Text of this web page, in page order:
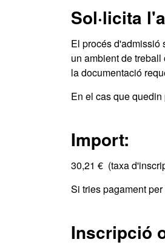
Sol·licita
El procés d'admissió
un ambient de
la documentació
En el cas que
Import:
30,21 € (taxa
Si tries pagament
Inscripció